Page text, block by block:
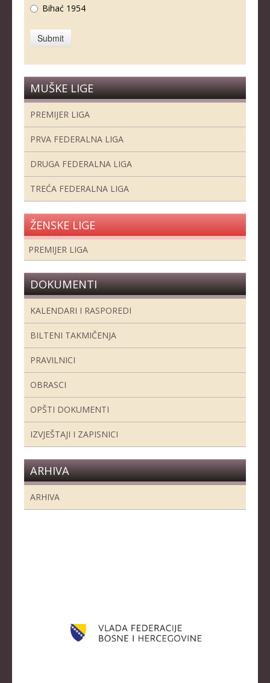
Bihać 1954
MUŠKE LIGE
PREMIJER LIGA
PRVA FEDERALNA LIGA
DRUGA FEDERALNA LIGA
TREĆA FEDERALNA LIGA
ŽENSKE LIGE
PREMIJER LIGA
DOKUMENTI
KALENDARI I RASPOREDI
BILTENI TAKMIČENJA
PRAVILNICI
OBRASCI
OPŠTI DOKUMENTI
IZVJEŠTAJI I ZAPISNICI
ARHIVA
ARHIVA